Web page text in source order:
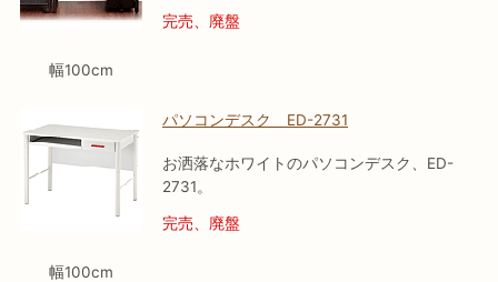
幅100cm
完売、廃盤
幅100cm
パソコンデスク ED-2731
お洒落なホワイトのパソコンデスク、ED-
2731。
完売、廃盤